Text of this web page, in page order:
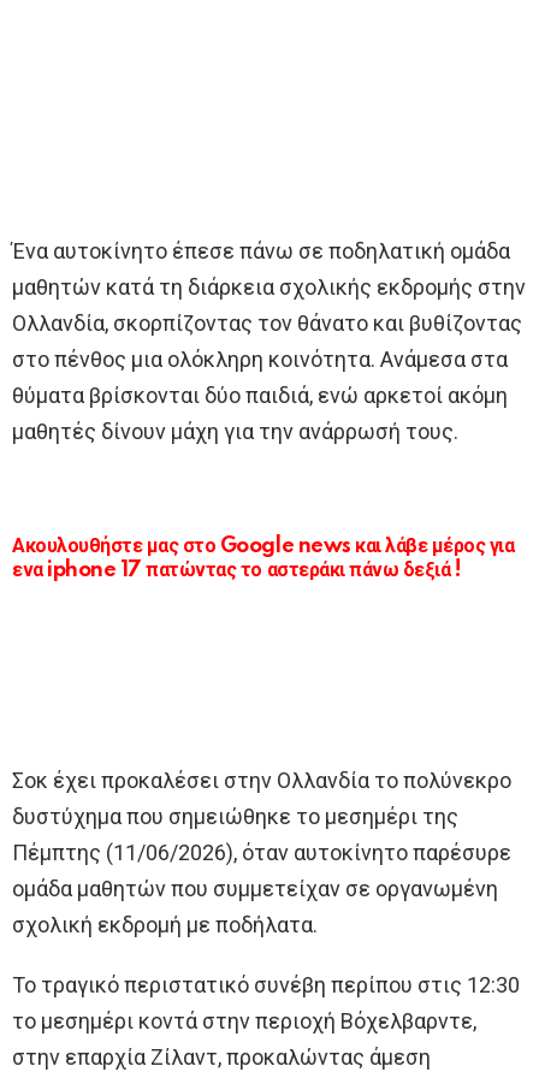
Ένα αυτοκίνητο έπεσε πάνω σε ποδηλατική ομάδα
μαθητών κατά τη διάρκεια σχολικής εκδρομής στην
Ολλανδία, σκορπίζοντας τον θάνατο και βυθίζοντας
στο πένθος μια ολόκληρη κοινότητα. Ανάμεσα στα
θύματα βρίσκονται δύο παιδιά, ενώ αρκετοί ακόμη
μαθητές δίνουν μάχη για την ανάρρωσή τους.
Ακουλουθήστε μας στο Google news και λάβε μέρος για
ενα iphone 17 πατώντας το αστεράκι πάνω δεξιά !
Σοκ έχει προκαλέσει στην Ολλανδία το πολύνεκρο
δυστύχημα που σημειώθηκε το μεσημέρι της
Πέμπτης (11/06/2026), όταν αυτοκίνητο παρέσυρε
ομάδα μαθητών που συμμετείχαν σε οργανωμένη
σχολική εκδρομή με ποδήλατα.
Το τραγικό περιστατικό συνέβη περίπου στις 12:30
το μεσημέρι κοντά στην περιοχή Βόχελβαρντε,
στην επαρχία Ζίλαντ, προκαλώντας άμεση